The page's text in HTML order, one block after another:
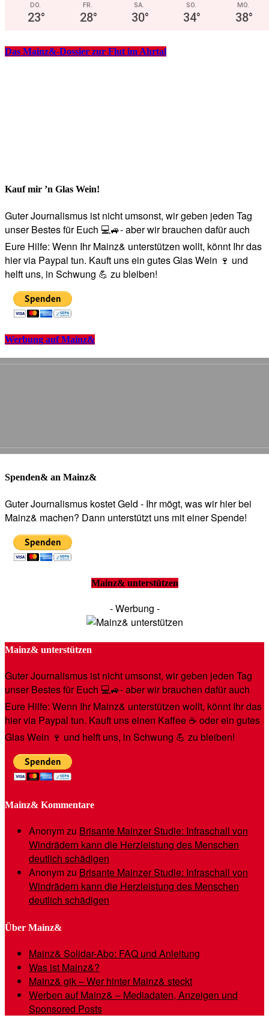
DO.
23°
FR.
28°
SA.
30°
SO.
34°
MO.
38°
Das Mainz&-Dossier zur Flut im Ahrtal
Kauf mir ’n Glas Wein!
Guter Journalismus ist nicht umsonst, wir geben jeden Tag
unser Bestes für Euch 💻🚙- aber wir brauchen dafür auch
Eure Hilfe: Wenn Ihr Mainz& unterstützen wollt, könnt Ihr das
hier via Paypal tun. Kauft uns ein gutes Glas Wein 🍷 und
helft uns, in Schwung 💪 zu bleiben!
Werbung auf Mainz&
Spenden& an Mainz&
Guter Journalismus kostet Geld - Ihr mögt, was wir hier bei
Mainz& machen? Dann unterstützt uns mit einer Spende!
Mainz& unterstützen
- Werbung -
Mainz& unterstützen
Guter Journalismus ist nicht umsonst, wir geben jeden Tag
unser Bestes für Euch 💻🚙- aber wir brauchen dafür auch
Eure Hilfe: Wenn Ihr Mainz& unterstützen wollt, könnt Ihr das
hier via Paypal tun. Kauft uns einen Kaffee ☕️ oder ein gutes
Glas Wein 🍷 und helft uns, in Schwung 💪 zu bleiben!
Mainz& Kommentare
Anonymzu Brisante Mainzer Studie: Infraschall von
Windrädern kann die Herzleistung des Menschen
deutlich schädigen
Anonymzu Brisante Mainzer Studie: Infraschall von
Windrädern kann die Herzleistung des Menschen
deutlich schädigen
Über Mainz&
Mainz& Solidar-Abo: FAQ und Anleitung
Was ist Mainz&?
Mainz& gik – Wer hinter Mainz& steckt
Werben auf Mainz& – Mediadaten, Anzeigen und
Sponsored Posts